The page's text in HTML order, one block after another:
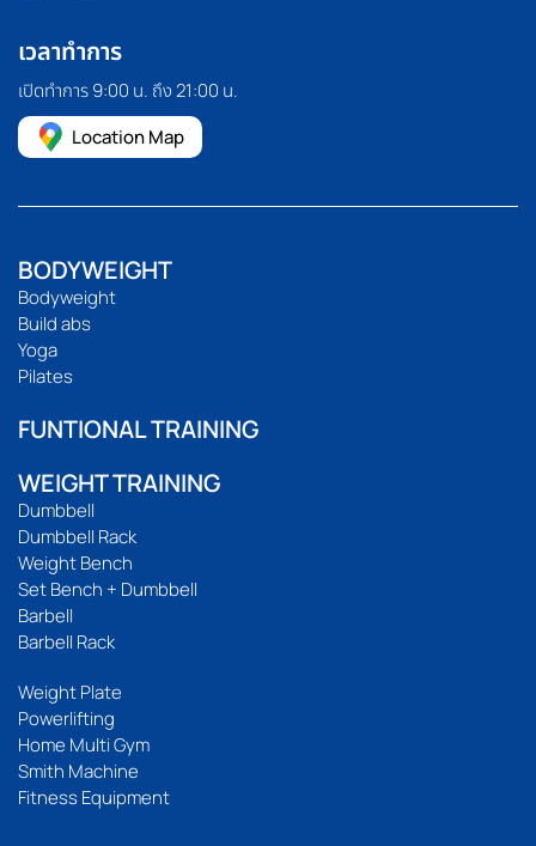
เวลาทำการ
เปิดทำการ 9:00 น. ถึง 21:00 น.
Location Map
BODYWEIGHT
Bodyweight
Build abs
Yoga
Pilates
FUNTIONAL TRAINING
WEIGHT TRAINING
Dumbbell
Dumbbell Rack
Weight Bench
Set Bench + Dumbbell
Barbell
Barbell Rack
Weight Plate
Powerlifting
Home Multi Gym
Smith Machine
Fitness Equipment